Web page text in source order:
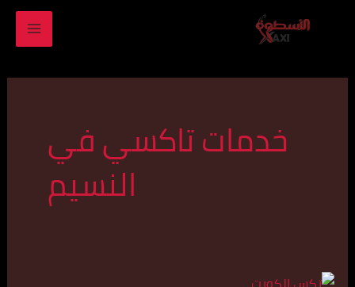
خدمات تاكسي في
النسيم
أطلب